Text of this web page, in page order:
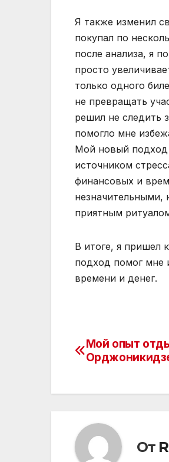
Я также изменил
покупал по
после анализа, я
просто
только одного
не превращать
решил не следить
помогло мне
Мой новый подход
источником
финансовых и
незначительными,
приятным
В итоге, я пришел
подход помог мне
времени и денег.
записям
Мой опыт
От